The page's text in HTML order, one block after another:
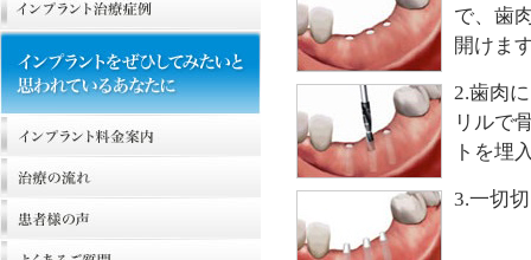
で、歯
開けま
2.歯肉
リルで
トを埋
3.一切